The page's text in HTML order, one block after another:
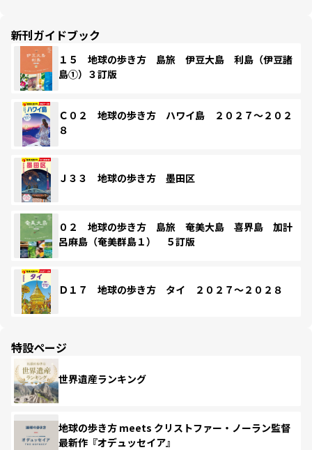
新刊ガイドブック
１５ 地球の歩き方 島旅 伊豆大島 利島（伊豆諸
島①）３訂版
Ｃ０２ 地球の歩き方 ハワイ島 ２０２７～２０２
８
Ｊ３３ 地球の歩き方 墨田区
０２ 地球の歩き方 島旅 奄美大島 喜界島 加計
呂麻島（奄美群島１） ５訂版
Ｄ１７ 地球の歩き方 タイ ２０２７～２０２８
特設ページ
世界遺産ランキング
地球の歩き方 meets クリストファー・ノーラン監督
最新作『オデュッセイア』